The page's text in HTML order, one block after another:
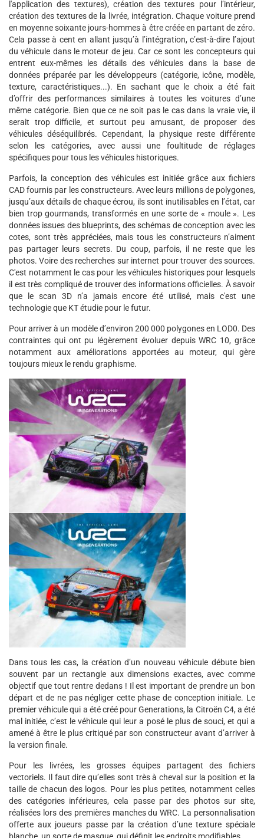
l'application des textures), création des textures pour l’intérieur,
création des textures de la livrée, intégration. Chaque voiture prend
en moyenne soixante jours-hommes à être créée en partant de zéro.
Cela passe à cent en allant jusqu’à l’intégration, c’est-à-dire l’ajout
du véhicule dans le moteur de jeu. Car ce sont les concepteurs qui
entrent eux-mêmes les détails des véhicules dans la base de
données préparée par les développeurs (catégorie, icône, modèle,
texture, caractéristiques...). En sachant que le choix a été fait
d’offrir des performances similaires à toutes les voitures d’une
même catégorie. Bien que ce ne soit pas le cas dans la vraie vie, il
serait trop difficile, et surtout peu amusant, de proposer des
véhicules déséquilibrés. Cependant, la physique reste différente
selon les catégories, avec aussi une foultitude de réglages
spécifiques pour tous les véhicules historiques.
Parfois, la conception des véhicules est initiée grâce aux fichiers
CAD fournis par les constructeurs. Avec leurs millions de polygones,
jusqu’aux détails de chaque écrou, ils sont inutilisables en l’état, car
bien trop gourmands, transformés en une sorte de « moule ». Les
données issues des blueprints, des schémas de conception avec les
cotes, sont très appréciées, mais tous les constructeurs n’aiment
pas partager leurs secrets. Du coup, parfois, il ne reste que les
photos. Voire des recherches sur internet pour trouver des sources.
C'est notamment le cas pour les véhicules historiques pour lesquels
il est très compliqué de trouver des informations officielles. À savoir
que le scan 3D n’a jamais encore été utilisé, mais c'est une
technologie que KT étudie pour le futur.
Pour arriver à un modèle d’environ 200 000 polygones en LOD0. Des
contraintes qui ont pu légèrement évoluer depuis WRC 10, grâce
notamment aux améliorations apportées au moteur, qui gère
toujours mieux le rendu graphisme.
Dans tous les cas, la création d’un nouveau véhicule débute bien
souvent par un rectangle aux dimensions exactes, avec comme
objectif que tout rentre dedans ! Il est important de prendre un bon
départ et de ne pas négliger cette phase de conception initiale. Le
premier véhicule qui a été créé pour Generations, la Citroën C4, a été
mal initiée, c’est le véhicule qui leur a posé le plus de souci, et qui a
amené à être le plus critiqué par son constructeur avant d’arriver à
la version finale.
Pour les livrées, les grosses équipes partagent des fichiers
vectoriels. Il faut dire qu’elles sont très à cheval sur la position et la
taille de chacun des logos. Pour les plus petites, notamment celles
des catégories inférieures, cela passe par des photos sur site,
réalisées lors des premières manches du WRC. La personnalisation
offerte aux joueurs passe par la création d’une texture spéciale